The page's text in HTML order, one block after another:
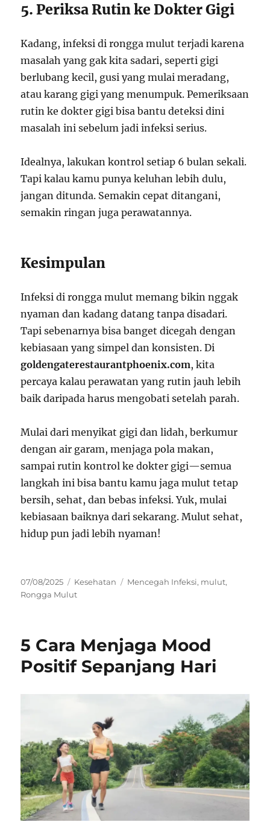
5. Periksa Rutin ke Dokter Gigi
Kadang, infeksi di rongga mulut terjadi karena
masalah yang gak kita sadari, seperti gigi
berlubang kecil, gusi yang mulai meradang,
atau karang gigi yang menumpuk. Pemeriksaan
rutin ke dokter gigi bisa bantu deteksi dini
masalah ini sebelum jadi infeksi serius.
Idealnya, lakukan kontrol setiap 6 bulan sekali.
Tapi kalau kamu punya keluhan lebih dulu,
jangan ditunda. Semakin cepat ditangani,
semakin ringan juga perawatannya.
Kesimpulan
Infeksi di rongga mulut memang bikin nggak
nyaman dan kadang datang tanpa disadari.
Tapi sebenarnya bisa banget dicegah dengan
kebiasaan yang simpel dan konsisten. Di
goldengaterestaurantphoenix.com, kita
percaya kalau perawatan yang rutin jauh lebih
baik daripada harus mengobati setelah parah.
Mulai dari menyikat gigi dan lidah, berkumur
dengan air garam, menjaga pola makan,
sampai rutin kontrol ke dokter gigi—semua
langkah ini bisa bantu kamu jaga mulut tetap
bersih, sehat, dan bebas infeksi. Yuk, mulai
kebiasaan baiknya dari sekarang. Mulut sehat,
hidup pun jadi lebih nyaman!
Posted
on
07/08/2025 Categories
Kesehatan Tags
Mencegah Infeksi, mulut,
Rongga Mulut
5 Cara Menjaga Mood
Positif Sepanjang Hari